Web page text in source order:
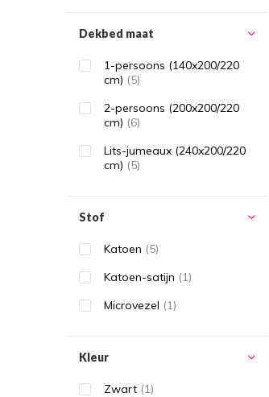
Dekbed maat
1-persoons (140x200/220
cm) (5)
2-persoons (200x200/220
cm) (6)
Lits-jumeaux (240x200/220
cm) (5)
Stof
Katoen (5)
Katoen-satijn (1)
Microvezel (1)
Kleur
Zwart (1)